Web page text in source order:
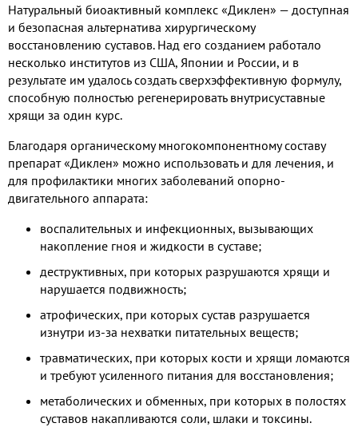
Натуральный биоактивный комплекс «Диклен» — доступная
и безопасная альтернатива хирургическому
восстановлению суставов. Над его созданием работало
несколько институтов из США, Японии и России, и в
результате им удалось создать сверхэффективную формулу,
способную полностью регенерировать внутрисуставные
хрящи за один курс.
Благодаря органическому многокомпонентному составу
препарат «Диклен» можно использовать и для лечения, и
для профилактики многих заболеваний опорно-
двигательного аппарата:
воспалительных и инфекционных, вызывающих
накопление гноя и жидкости в суставе;
деструктивных, при которых разрушаются хрящи и
нарушается подвижность;
атрофических, при которых сустав разрушается
изнутри из-за нехватки питательных веществ;
травматических, при которых кости и хрящи ломаются
и требуют усиленного питания для восстановления;
метаболических и обменных, при которых в полостях
суставов накапливаются соли, шлаки и токсины.